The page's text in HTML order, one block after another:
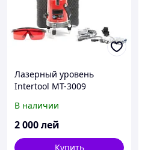
Лазерный уровень
Intertool MT-3009
В наличии
2 000лей
Купить